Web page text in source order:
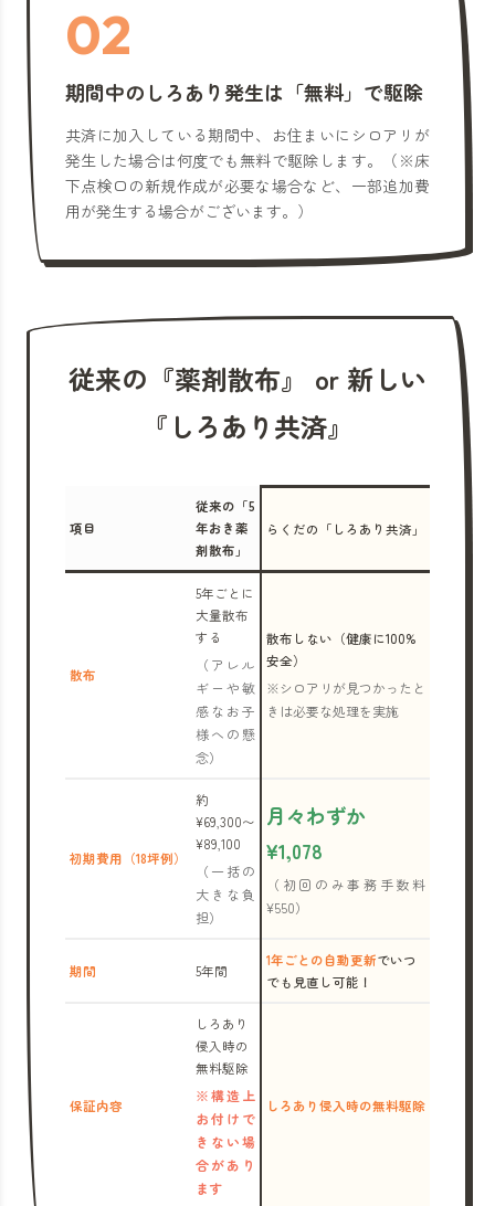
02
期間中のしろあり発生は「無料」で駆除
共済に加入している期間中、お住まいにシロアリが
発生した場合は何度でも無料で駆除します。（※床
下点検口の新規作成が必要な場合など、一部追加費
用が発生する場合がございます。）
従来の『薬剤散布』 or 新しい
『しろあり共済』
項目
従来の「5
年おき薬
剤散布」
らくだの「しろあり共済」
散布
5年ごとに
大量散布
する
（アレル
ギーや敏
感なお子
様への懸
念）
散布しない（健康に100%
安全）
※シロアリが見つかったと
きは必要な処理を実施
初期費用（18坪例）
約
¥69,300〜
¥89,100
（一括の
大きな負
担）
月々わずか
¥1,078
（初回のみ事務手数料
¥550）
期間 5年間
1年ごとの自動更新でいつ
でも見直し可能！
保証内容
しろあり
侵入時の
無料駆除
※構造上
お付けで
きない場
合があり
ます
しろあり侵入時の無料駆除